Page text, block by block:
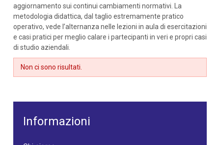
aggiornamento sui continui cambiamenti normativi. La
metodologia didattica, dal taglio estremamente pratico
operativo, vede l’alternanza nelle lezioni in aula di esercitazioni
e casi pratici per meglio calare i partecipanti in veri e propri casi
di studio aziendali.
Non ci sono risultati.
Informazioni